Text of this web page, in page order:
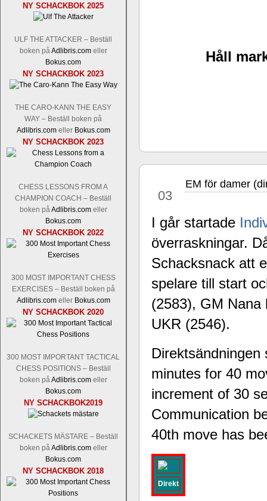
NY SCHACKBOK 2025
ULF THE ATTACKER – Beställ
boken på Adlibris.comeller
Bokus.com
NY SCHACKBOK 2023
THE CARO-KANN THE EASY
WAY – Beställ boken på
Adlibris.comeller Bokus.com
NY SCHACKBOK 2023
CHESS LESSONS FROM A
CHAMPION COACH – Beställ
boken på Adlibris.comeller
Bokus.com
NY SCHACKBOK 2022
300 MOST IMPORTANT CHESS
EXERCISES – Beställ boken på
Adlibris.comeller Bokus.com
NY SCHACKBOK 2020
300 MOST IMPORTANT TACTICAL
CHESS POSITIONS – Beställ
boken på Adlibris.comeller
Bokus.com
NY SCHACKBOK2019
SCHACKETS MÄSTARE – Beställ
boken på Adlibris.comeller
Bokus.com
NY SCHACKBOK 2018
Den sjunde upplagan av
den starkaste i U.S.A, spelas med
Nakamura-Fabiano Caruanaoch
revanschera sig efter att inte ha
norsk massmedia som inte riktigt
nämligen den sistnämnda
den spelformen ett steg i rätt
ronden:GM Jonny Hector- GM
Hillarp Persson, GM Pia Cramling-
längesedan vi hade ett sådant
status, och Tikkanen är säkert mätt
Tom Rydström-GM Thomas Ernst.
Håll
03
EM för damer
I går startade
överraskningar.
Schacksnack att
spelare till start
(2583), GM Nana
UKR (2546).
Direktsändningen
minutes for 40
increment of 30
Communication
40th move has
Direkt